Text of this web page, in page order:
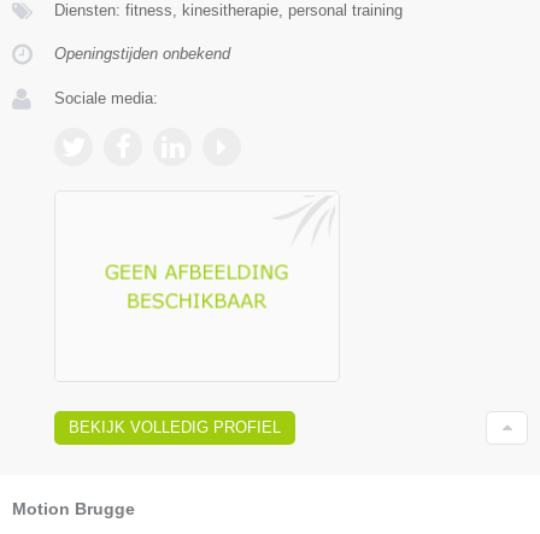
Diensten: fitness, kinesitherapie, personal training
Openingstijden onbekend
Sociale media:
BEKIJK VOLLEDIG PROFIEL
Motion Brugge